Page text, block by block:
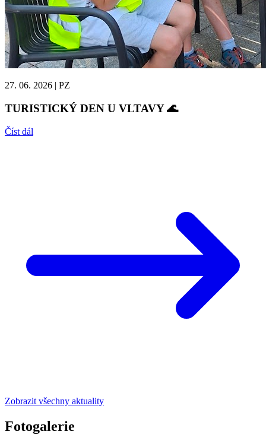
27. 06. 2026 | PZ
TURISTICKÝ DEN U VLTAVY 🌊
Číst dál
Zobrazit všechny aktuality
Fotogalerie